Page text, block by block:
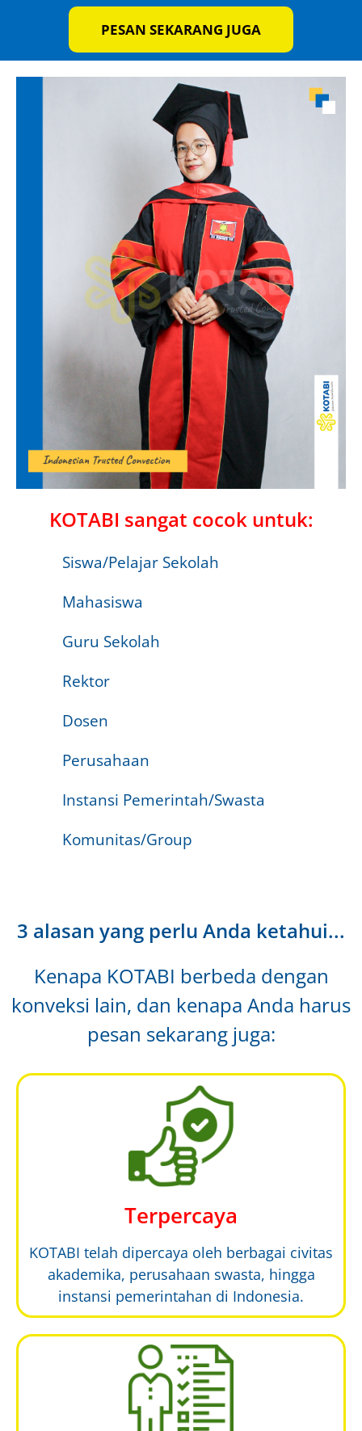
PESAN SEKARANG JUGA
KOTABI sangat cocok untuk:
Siswa/Pelajar Sekolah
Mahasiswa
Guru Sekolah
Rektor
Dosen
Perusahaan
Instansi Pemerintah/Swasta
Komunitas/Group
3 alasan yang perlu Anda ketahui...
Kenapa KOTABI berbeda dengan
konveksi lain, dan kenapa Anda harus
pesan sekarang juga:
Terpercaya
KOTABI telah dipercaya oleh berbagai civitas
akademika, perusahaan swasta, hingga
instansi pemerintahan di Indonesia.